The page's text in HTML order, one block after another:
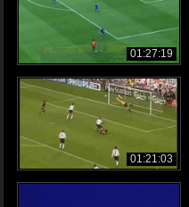
01:27:19
01:21:03